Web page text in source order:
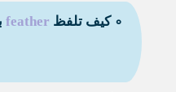
∘ كيف تلفظ feather